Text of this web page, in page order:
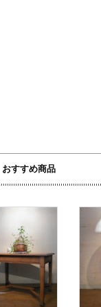
おすすめ商品